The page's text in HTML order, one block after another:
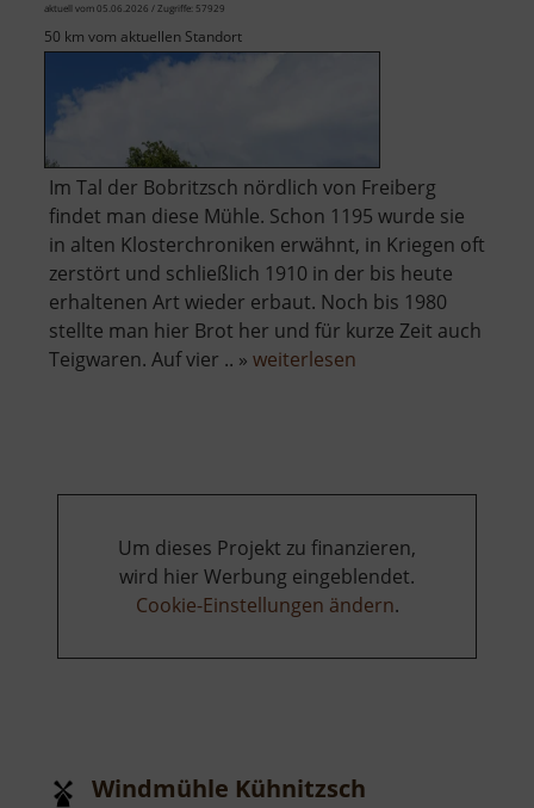
aktuell vom 05.06.2026 / Zugriffe: 57929
50 km vom aktuellen Standort
Im Tal der Bobritzsch nördlich von Freiberg
findet man diese Mühle. Schon 1195 wurde sie
in alten Klosterchroniken erwähnt, in Kriegen oft
zerstört und schließlich 1910 in der bis heute
erhaltenen Art wieder erbaut. Noch bis 1980
stellte man hier Brot her und für kurze Zeit auch
Teigwaren. Auf vier .. » weiterlesen
Um dieses Projekt zu finanzieren,
wird hier Werbung eingeblendet.
Cookie-Einstellungen ändern.
Windmühle Kühnitzsch